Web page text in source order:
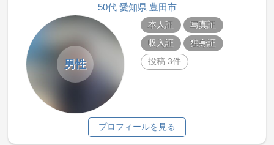
50代 愛知県 豊田市
男性
本人証
写真証
収入証
独身証
投稿 3件
プロフィールを見る